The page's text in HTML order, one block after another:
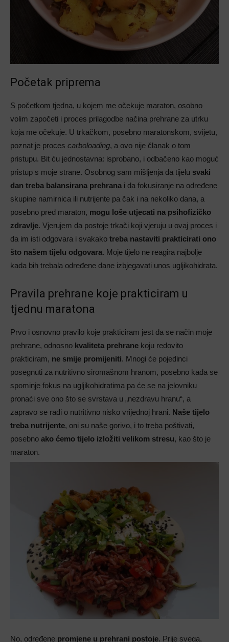
Početak priprema
S početkom tjedna, u kojem me očekuje maraton, osobno
volim započeti i proces prilagodbe načina prehrane za utrku
koja me očekuje. U trkačkom, posebno maratonskom, svijetu,
poznat je proces carboloading, a ovo nije članak o tom
pristupu. Bit ću jednostavna: isprobano, i odbačeno kao moguć
pristup s moje strane. Osobnog sam mišljenja da tijelu svaki
dan treba balansirana prehrana i da fokusiranje na određene
skupine namirnica ili nutrijente pa čak i na nekoliko dana, a
posebno pred maraton, mogu loše utjecati na psihofizičko
zdravlje. Vjerujem da postoje trkači koji vjeruju u ovaj proces i
da im isti odgovara i svakako treba nastaviti prakticirati ono
što našem tijelu odgovara. Moje tijelo ne reagira najbolje
kada bih trebala određene dane izbjegavati unos ugljikohidrata.
Pravila prehrane koje prakticiram u
tjednu maratona
Prvo i osnovno pravilo koje prakticiram jest da se način moje
prehrane, odnosno kvaliteta prehrane koju redovito
prakticiram, ne smije promijeniti. Mnogi će pojedinci
posegnuti za nutritivno siromašnom hranom, posebno kada se
spominje fokus na ugljikohidratima pa će se na jelovniku
pronaći sve ono što se svrstava u „nezdravu hranu“, a
zapravo se radi o nutritivno nisko vrijednoj hrani. Naše tijelo
treba nutrijente, oni su naše gorivo, i to treba poštivati,
posebno ako ćemo tijelo izložiti velikom stresu, kao što je
maraton.
No, određene promjene u prehrani postoje. Prije svega,